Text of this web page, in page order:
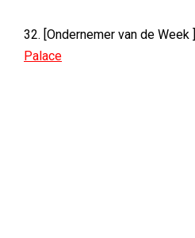
32. [Ondernemer van de Week ]
Palace